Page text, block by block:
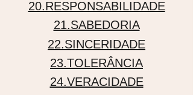
20.RESPONSABILIDADE
21.SABEDORIA
22.SINCERIDADE
23.TOLERÂNCIA
24.VERACIDADE